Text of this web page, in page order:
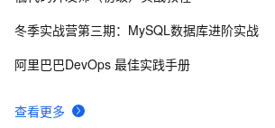
查看更多
冬季实战营第三期：MySQL数据库进阶实战
阿里巴巴DevOps 最佳实践手册